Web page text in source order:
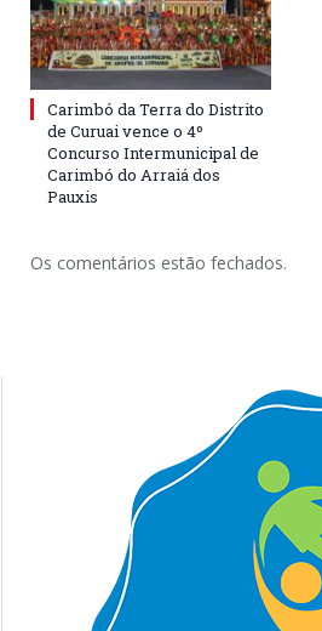
Carimbó da Terra do Distrito
de Curuai vence o 4º
Concurso Intermunicipal de
Carimbó do Arraiá dos
Pauxis
Os comentários estão fechados.